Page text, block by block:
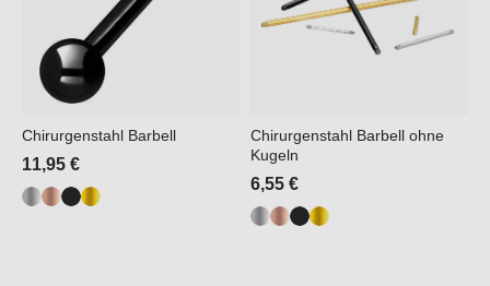
Chirurgenstahl Barbell
11,95 €
Chirurgenstahl Barbell ohne
Kugeln
6,55 €